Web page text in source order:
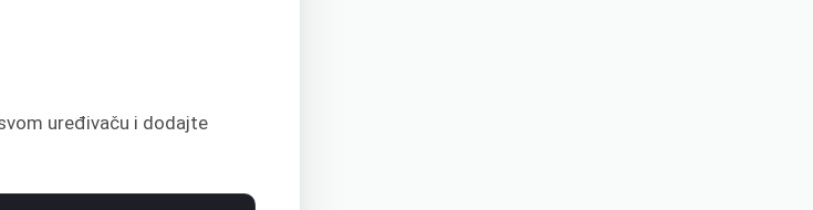
uređivaču i dodajte